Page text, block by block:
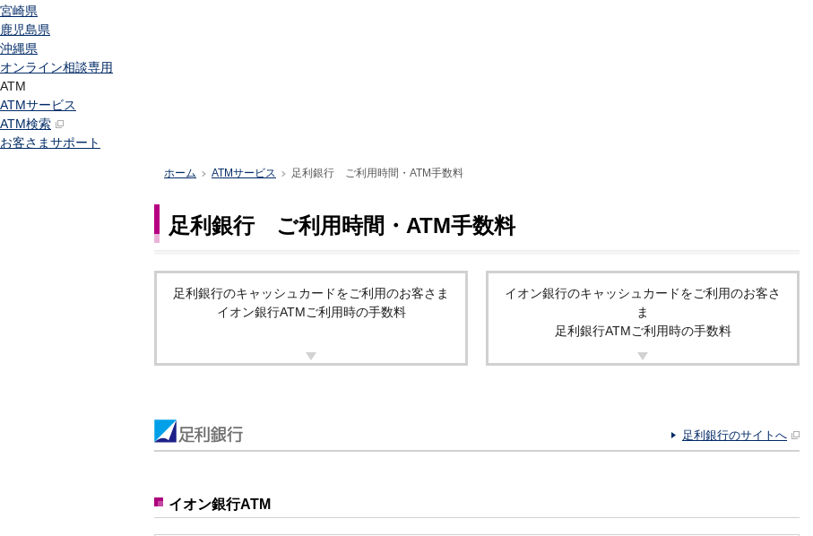
宮崎県
鹿児島県
沖縄県
オンライン相談専用
ATM
ATMサービス
ATM検索
お客さまサポート
ホーム >ATMサービス >足利銀行 ご利用時間・ATM手数料
足利銀行 ご利用時間・ATM手数料
足利銀行のキャッシュカードをご利用のお客さま
イオン銀行ATMご利用時の手数料
イオン銀行のキャッシュカードをご利用のお客さ
ま
足利銀行ATMご利用時の手数料
足利銀行のサイトへ
イオン銀行ATM